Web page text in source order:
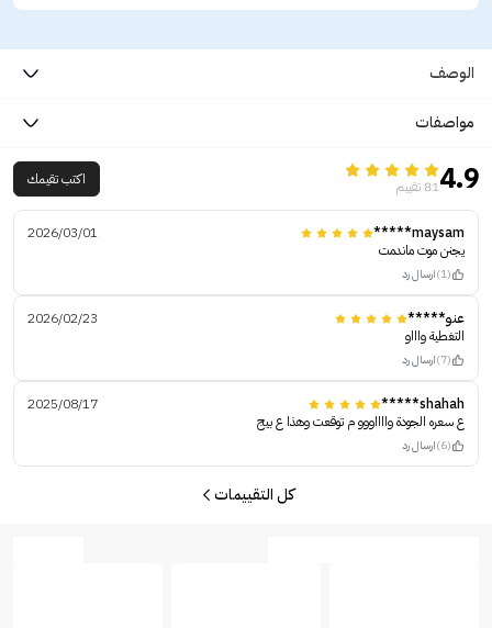
الوصف
مواصفات
4.981 تقييم اكتب تقيمك
maysam*****
2026/03/01
يجنن موت ماندمت
(1) ارسال رد
عنو*****
2026/02/23
التغطية واااو
(7) ارسال رد
shahah*****
2025/08/17
ع سعره الجودة وااااووو م توقعت وهذا ع بيج
(6) ارسال رد
كل التقييمات